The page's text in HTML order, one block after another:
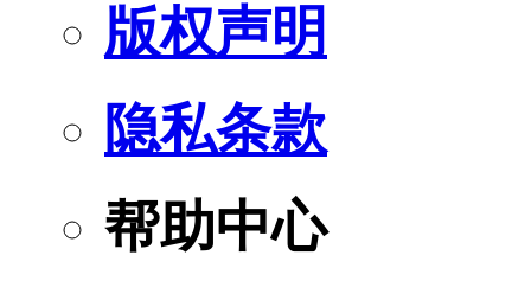
版权声明
隐私条款
帮助中心